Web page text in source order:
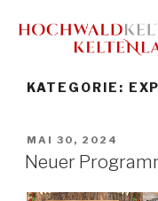
KATEGORIE:
MAI 30, 2024
Neuer